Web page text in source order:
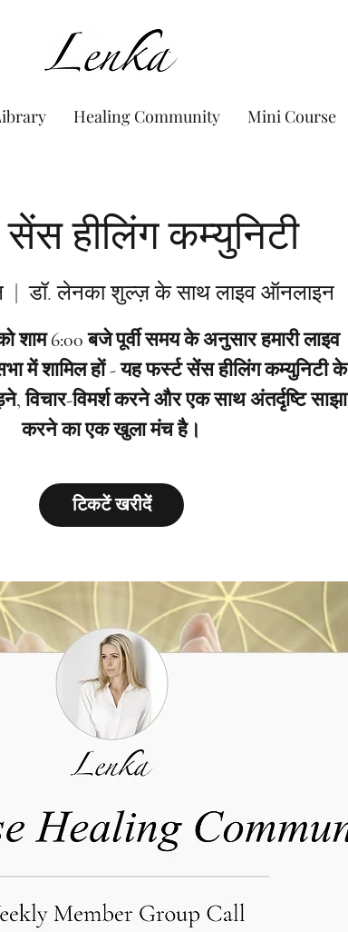
www.Lenka.org
Healing Community Mini Course
हीलिंग कम्युनिटी
  |
डॉ. लेनका शुल्ज़ के साथ लाइव ऑनलाइन
शाम 6:00 बजे पूर्वी समय के अनुसार हमारी लाइव
में शामिल हों - यह फर्स्ट सेंस हीलिंग कम्युनिटी के
विचार-विमर्श करने और एक साथ अंतर्दृष्टि साझा
करने का एक खुला मंच है।
टिकटें खरीदें